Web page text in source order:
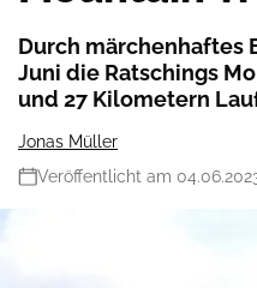
Durch märchenhaftes
Juni die Ratschings
und 27 Kilometern
Jonas Müller
Veröffentlicht am